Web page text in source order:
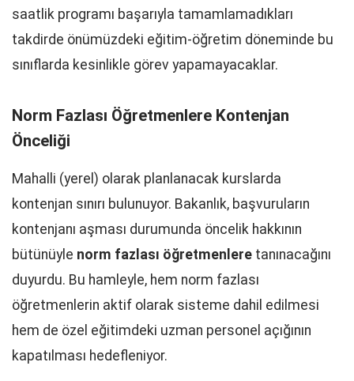
saatlik programı başarıyla tamamlamadıkları
takdirde önümüzdeki eğitim-öğretim döneminde bu
sınıflarda kesinlikle görev yapamayacaklar.
Norm Fazlası Öğretmenlere Kontenjan
Önceliği
Mahalli (yerel) olarak planlanacak kurslarda
kontenjan sınırı bulunuyor. Bakanlık, başvuruların
kontenjanı aşması durumunda öncelik hakkının
bütünüyle norm fazlası öğretmenlere tanınacağını
duyurdu. Bu hamleyle, hem norm fazlası
öğretmenlerin aktif olarak sisteme dahil edilmesi
hem de özel eğitimdeki uzman personel açığının
kapatılması hedefleniyor.